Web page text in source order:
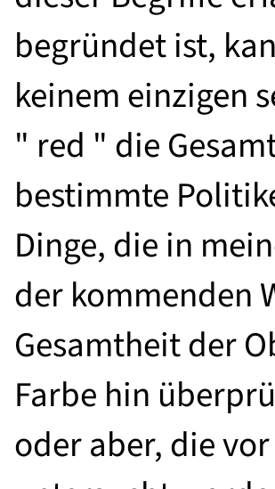
begründet ist,
keinem einzigen
" red " die
bestimmte
Dinge, die in
der kommenden
Gesamtheit der
Farbe hin
oder aber, die